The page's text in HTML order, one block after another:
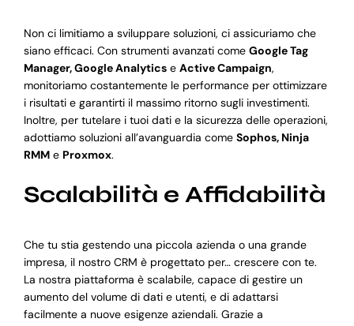
Non ci limitiamo a sviluppare soluzioni, ci assicuriamo che
siano efficaci. Con strumenti avanzati come Google Tag
Manager, Google Analyticse Active Campaign,
monitoriamo costantemente le performance per ottimizzare
i risultati e garantirti il massimo ritorno sugli investimenti.
Inoltre, per tutelare i tuoi dati e la sicurezza delle operazioni,
adottiamo soluzioni all’avanguardia come Sophos, Ninja
RMMe Proxmox.
Scalabilità e Affidabilità
Che tu stia gestendo una piccola azienda o una grande
impresa, il nostro CRM è progettato per… crescere con te.
La nostra piattaforma è scalabile, capace di gestire un
aumento del volume di dati e utenti, e di adattarsi
facilmente a nuove esigenze aziendali. Grazie a